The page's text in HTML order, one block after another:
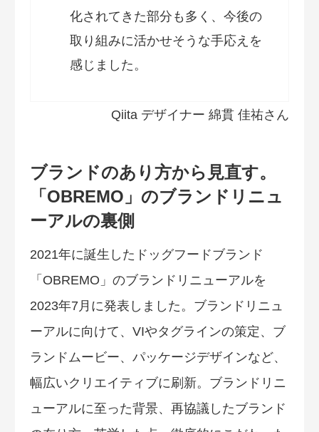
化されてきた部分も多く、今後の
取り組みに活かせそうな手応えを
感じました。
Qiita デザイナー 綿貫 佳祐さん
ブランドのあり方から見直す。
「OBREMO」のブランドリニュ
ーアルの裏側
2021年に誕生したドッグフードブランド
「OBREMO」のブランドリニューアルを
2023年7月に発表しました。ブランドリニュ
ーアルに向けて、VIやタグラインの策定、ブ
ランドムービー、パッケージデザインなど、
幅広いクリエイティブに刷新。ブランドリニ
ューアルに至った背景、再協議したブランド